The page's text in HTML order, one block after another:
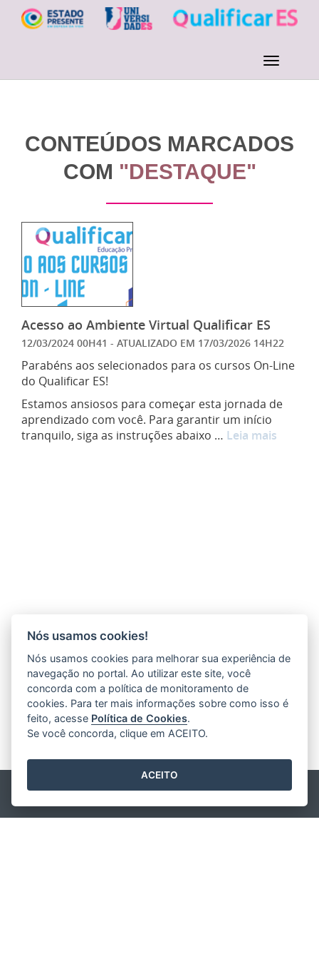
CONTEÚDOS MARCADOS
COM "DESTAQUE"
Acesso ao Ambiente Virtual Qualificar ES
12/03/2024 00H41 - ATUALIZADO EM 17/03/2026 14H22
Parabéns aos selecionados para os cursos On-Line
do Qualificar ES!
Estamos ansiosos para começar esta jornada de
aprendizado com você. Para garantir um início
tranquilo, siga as instruções abaixo … Leia mais
Nós usamos cookies!
Nós usamos cookies para melhorar sua experiência de
navegação no portal. Ao utilizar este site, você
concorda com a política de monitoramento de
cookies. Para ter mais informações sobre como isso é
feito, acesse Política de Cookies.
Se você concorda, clique em ACEITO.
ACEITO